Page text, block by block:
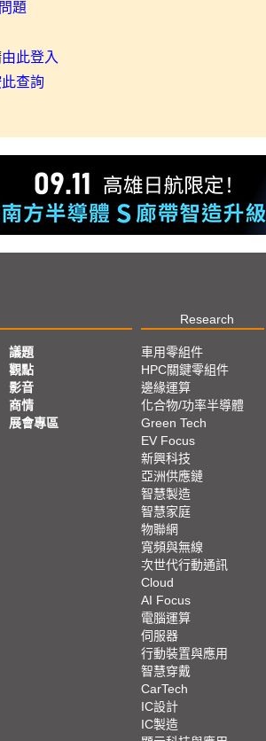
題
由此登入
查詢
Research
議題
觀點
影音
商情
展會專區
車用零組件
HPC關鍵零組件
邊緣運算
化合物/功率半導體
Green Tech
EV Focus
新興科技
亞洲供應鏈
智慧製造
智慧家庭
物聯網
寬頻與無線
次世代行動通訊
Cloud
AI Focus
電腦運算
伺服器
行動裝置與應用
智慧穿戴
CarTech
IC設計
IC製造